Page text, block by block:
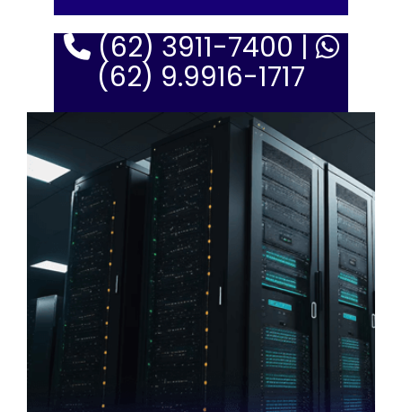
(62) 3911-7400 |
(62) 9.9916-1717